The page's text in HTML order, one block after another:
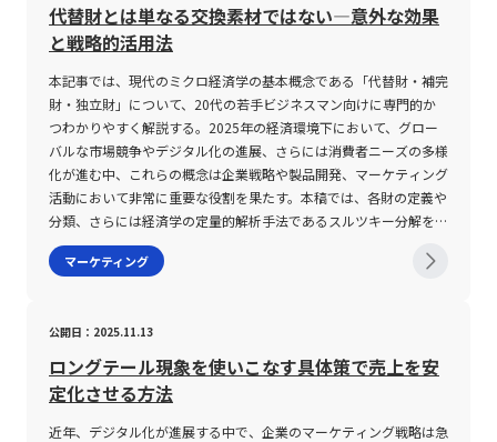
代替財とは単なる交換素材ではない―意外な効果
と戦略的活用法
本記事では、現代のミクロ経済学の基本概念である「代替財・補完
財・独立財」について、20代の若手ビジネスマン向けに専門的か
つわかりやすく解説する。2025年の経済環境下において、グロー
バルな市場競争やデジタル化の進展、さらには消費者ニーズの多様
化が進む中、これらの概念は企業戦略や製品開発、マーケティング
活動において非常に重要な役割を果たす。本稿では、各財の定義や
分類、さらには経済学の定量的解析手法であるスルツキー分解を交
えながら、その特徴や注意点について詳細に論じる。特に、代替
財・補完財は商品価格の変動に対する需要反応（交差弾力性）の観
全体の価格変動が他の商品の需要に与える影響が乏しい点を踏まえ
ると、企業戦略の選択肢としての意味合いが異なる点に留意すべき
である。 代替財・補完財・独立財とは 代替財とは、ある財の価格
変動が他方の財の需要に同方向の影響を及ぼす財を指す。具体的に
は、ある商品の価格が上昇すれば、その代わりとなる別の商品に対
マーケティング
公開日：2025.11.13
ロングテール現象を使いこなす具体策で売上を安
定化させる方法
近年、デジタル化が進展する中で、企業のマーケティング戦略は急